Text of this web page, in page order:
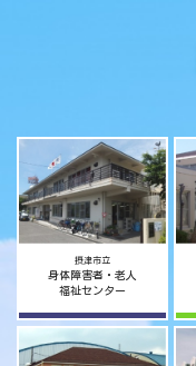
摂津市立
身体障害者・老人
福祉センター